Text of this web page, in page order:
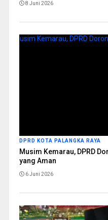
8 Juni 2026
DPRD KOTA PALANGKA RAYA
Musim Kemarau, DPRD
yang Aman
6 Juni 2026